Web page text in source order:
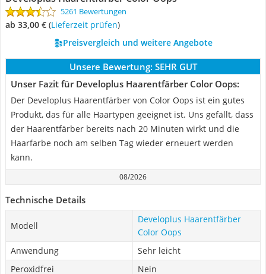
5261 Bewertungen
ab 33,00 € (Lieferzeit prüfen)
Preisvergleich und weitere Angebote
Unsere Bewertung: SEHR GUT
Unser Fazit für Developlus Haarentfärber Color Oops:
Der Developlus Haarentfärber von Color Oops ist ein gutes
Produkt, das für alle Haartypen geeignet ist. Uns gefällt, dass
der Haarentfärber bereits nach 20 Minuten wirkt und die
Haarfarbe noch am selben Tag wieder erneuert werden
kann.
08/2026
Technische Details
Modell
Developlus Haarentfärber
Color Oops
Anwendung
Sehr leicht
Peroxidfrei
Nein